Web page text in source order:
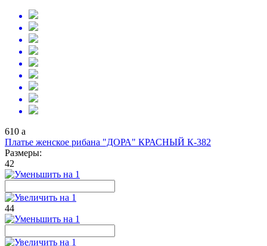
610 a
Платье женское рибана "ДОРА" КРАСНЫЙ К-382
Размеры:
42
44